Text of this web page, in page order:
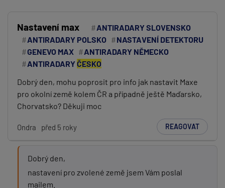
Nastavení max
ANTIRADARY SLOVENSKO
ANTIRADARY POLSKO
NASTAVENÍ DETEKTORU
GENEVO MAX
ANTIRADARY NĚMECKO
ANTIRADARYČESKO
Dobrý den, mohu poprosit pro info jak nastavit Maxe
pro okolní země kolem ČR a případně ještě Maďarsko,
Chorvatsko? Děkuji moc
Ondra před 5 roky REAGOVAT
Dobrý den,
nastavení pro zvolené země jsem Vám poslal
mailem.